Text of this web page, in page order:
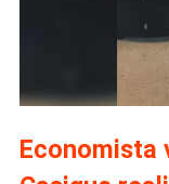
Economista